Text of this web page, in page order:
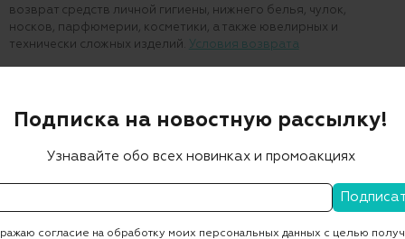
возврат средств личной гигиены, нижнего белья, чулок,
носков, парфюмерии, косметики, а также ювелирных и
технически сложных изделий. Условия возврата
С ЧЕМ НОСИТЬ
Подписка на новостную рассылку!
Узнавайте обо всех новинках и промоакциях
согласие на обработку моих персональных данных с целью